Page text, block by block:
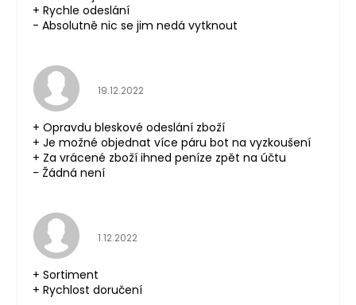
+ Rychle odeslání
- Absolutně nic se jim nedá vytknout
Hodnocení obchodu je 5 z 5 hvězdiček.
19.12.2022
+ Opravdu bleskové odeslání zboží
+ Je možné objednat více páru bot na vyzkoušení
+ Za vrácené zboží ihned peníze zpět na účtu
- Žádná není
Hodnocení obchodu je 5 z 5 hvězdiček.
1.12.2022
+ Sortiment
+ Rychlost doručení